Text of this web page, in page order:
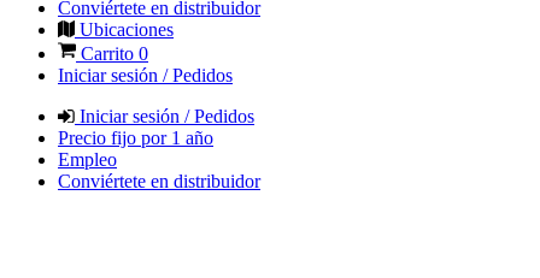
Conviértete en distribuidor
Ubicaciones
Carrito 0
Iniciar sesión / Pedidos
Iniciar sesión / Pedidos
Precio fijo por 1 año
Empleo
Conviértete en distribuidor